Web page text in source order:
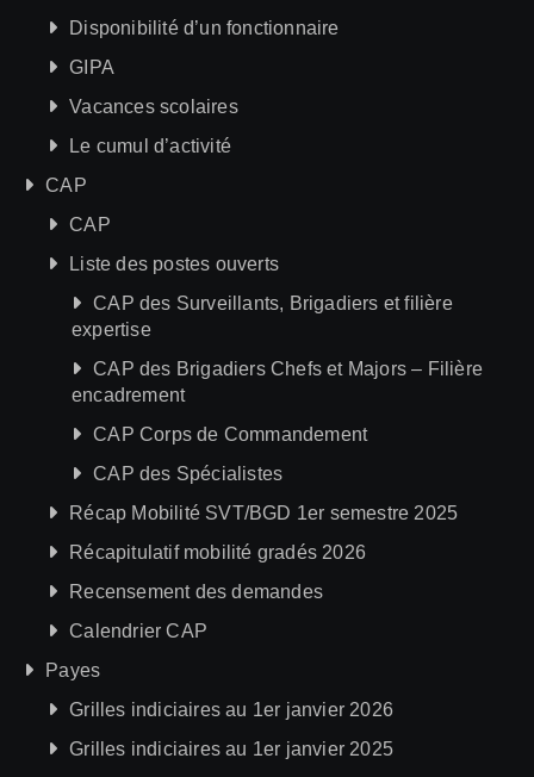
Disponibilité d’un fonctionnaire
GIPA
Vacances scolaires
Le cumul d’activité
CAP
CAP
Liste des postes ouverts
CAP des Surveillants, Brigadiers et filière
expertise
CAP des Brigadiers Chefs et Majors – Filière
encadrement
CAP Corps de Commandement
CAP des Spécialistes
Récap Mobilité SVT/BGD 1er semestre 2025
Récapitulatif mobilité gradés 2026
Recensement des demandes
Calendrier CAP
Payes
Grilles indiciaires au 1er janvier 2026
Grilles indiciaires au 1er janvier 2025